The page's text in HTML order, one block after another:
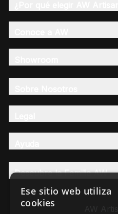
Descubre la Familia AW
Ese sitio web utiliza
cookies